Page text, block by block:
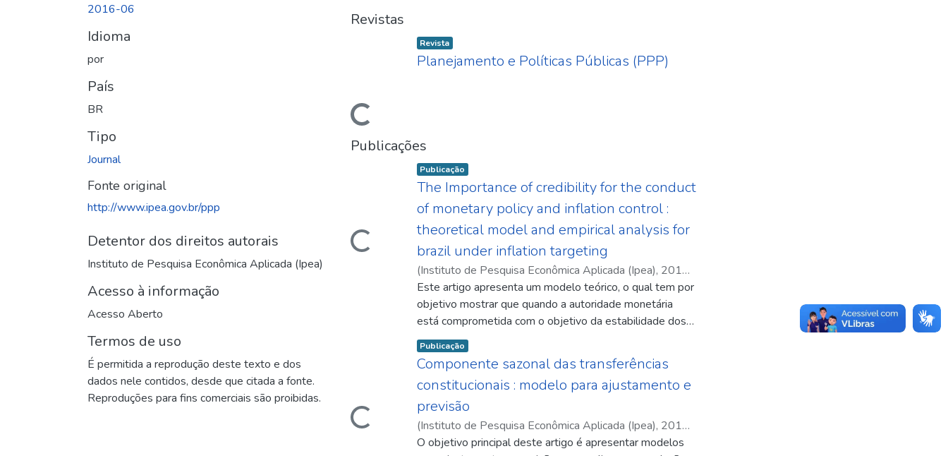
2016-06
Idioma
por
País
BR
Tipo
Journal
Fonte original
http://www.ipea.gov.br/ppp
Detentor dos direitos autorais
Instituto de Pesquisa Econômica Aplicada (Ipea)
Acesso à informação
Acesso Aberto
Termos de uso
É permitida a reprodução deste texto e dos
dados nele contidos, desde que citada a fonte.
Reproduções para fins comerciais são proibidas.
Revistas
Carregando...
Item type:
Revista ,
Planejamento e Políticas Públicas (PPP)
Publicações
Carregando...
Item type:
Publicação ,
The Importance of credibility for the conduct
of monetary policy and inflation control :
theoretical model and empirical analysis for
brazil under inflation targeting
(Instituto de Pesquisa Econômica Aplicada (Ipea), 2016-
06)Montes, Gabriel Caldas;Curi, Alexandre
Este artigo apresenta um modelo teórico, o qual tem por
objetivo mostrar que quando a autoridade monetária
está comprometida com o objetivo da estabilidade dos
preços, o ganho de credibilidade produz um resultado
melhor em termos de inflação, e reduz a volatilidade da
taxa básica de juros. Além disso, o estudo fornece
evidência empírica de que o ganho de credibilidade é
crucial para reduzir a volatilidade da taxa básica de juros,
bem como a taxa de inflação no Brasil. Os achados
sugerem que a credibilidade desempenha um papel
Carregando...
Item type:
Publicação ,
Componente sazonal das transferências
constitucionais : modelo para ajustamento e
previsão
(Instituto de Pesquisa Econômica Aplicada (Ipea), 2016-
06)Ribeiro, Hilton Manoel Dias; Bastos, Suzana Quinet
O objetivo principal deste artigo é apresentar modelos